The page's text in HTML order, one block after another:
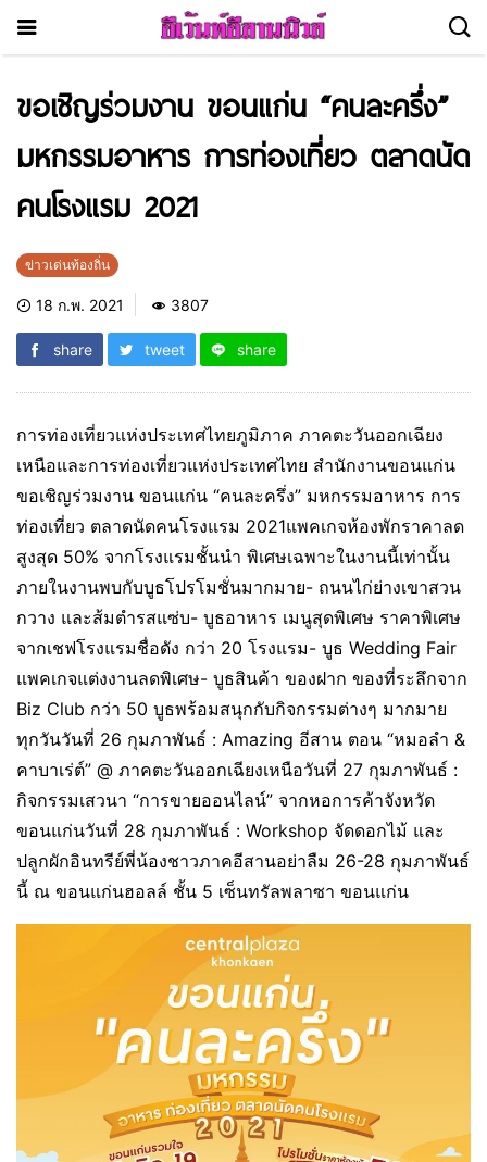
ขอเชิญร่วมงาน ขอนแก่น “คนละครึ่ง”
มหกรรมอาหาร การท่องเที่ยว ตลาดนัด
คนโรงแรม 2021
ข่าวเด่นท้องถิ่น
18 ก.พ. 2021 3807
share tweet share
การท่องเที่ยวแห่งประเทศไทยภูมิภาค ภาคตะวันออกเฉียง
เหนือและการท่องเที่ยวแห่งประเทศไทย สำนักงานขอนแก่น
ขอเชิญร่วมงาน ขอนแก่น “คนละครึ่ง” มหกรรมอาหาร การ
ท่องเที่ยว ตลาดนัดคนโรงแรม 2021แพคเกจห้องพักราคาลด
สูงสุด 50% จากโรงแรมชั้นนำ พิเศษเฉพาะในงานนี้เท่านั้น
ภายในงานพบกับบูธโปรโมชั่นมากมาย- ถนนไก่ย่างเขาสวน
กวาง และส้มตำรสแซ่บ- บูธอาหาร เมนูสุดพิเศษ ราคาพิเศษ
จากเชฟโรงแรมชื่อดัง กว่า 20 โรงแรม- บูธ Wedding Fair
แพคเกจแต่งงานลดพิเศษ- บูธสินค้า ของฝาก ของที่ระลึกจาก
Biz Club กว่า 50 บูธพร้อมสนุกกับกิจกรรมต่างๆ มากมาย
ทุกวันวันที่ 26 กุมภาพันธ์ : Amazing อีสาน ตอน “หมอลำ &
คาบาเร่ต์” @ ภาคตะวันออกเฉียงเหนือวันที่ 27 กุมภาพันธ์ :
กิจกรรมเสวนา “การขายออนไลน์” จากหอการค้าจังหวัด
ขอนแก่นวันที่ 28 กุมภาพันธ์ : Workshop จัดดอกไม้ และ
ปลูกผักอินทรีย์พี่น้องชาวภาคอีสานอย่าลืม 26-28 กุมภาพันธ์
นี้ ณ ขอนแก่นฮอลล์ ชั้น 5 เซ็นทรัลพลาซา ขอนแก่น